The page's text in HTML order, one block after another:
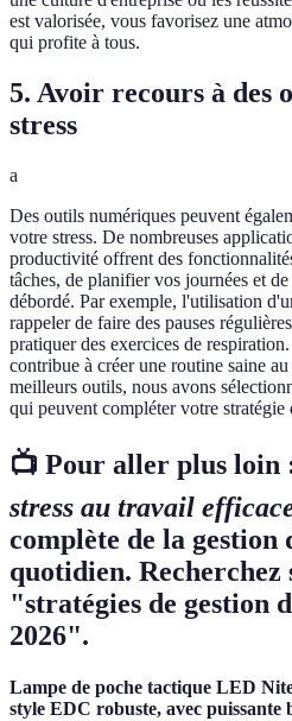
est valorisée, vous favorisez une
qui profite à tous.
5. Avoir recours à des
stress
a
Des outils numériques peuvent
votre stress. De nombreuses
productivité offrent des
tâches, de planifier vos journées et
débordé. Par exemple, l'utilisation
rappeler de faire des pauses
pratiquer des exercices de
contribue à créer une routine saine
meilleurs outils, nous avons
qui peuvent compléter votre stratégie
📺 Pour aller plus loin
stress au travail
complète de la gestion
quotidien. Recherchez
"stratégies de gestion
2026".
Lampe de poche tactique LED
style EDC robuste, avec